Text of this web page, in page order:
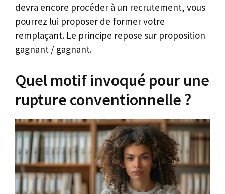
devra encore procéder à un recrutement, vous
pourrez lui proposer de former votre
remplaçant. Le principe repose sur proposition
gagnant / gagnant.
Quel motif invoqué pour une
rupture conventionnelle ?